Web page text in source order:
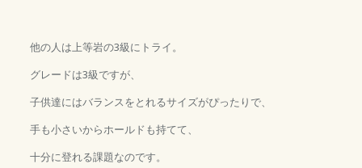
他の人は上等岩の3級にトライ。
グレードは3級ですが、
子供達にはバランスをとれるサイズがぴったりで、
手も小さいからホールドも持てて、
十分に登れる課題なのです。